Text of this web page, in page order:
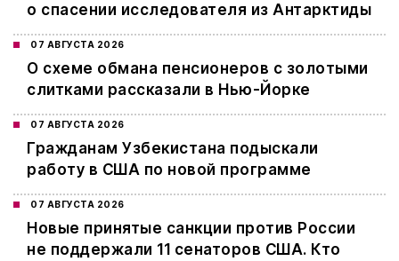
о спасении исследователя из Антарктиды
07 АВГУСТА 2026
О схеме обмана пенсионеров с золотыми
слитками рассказали в Нью-Йорке
07 АВГУСТА 2026
Гражданам Узбекистана подыскали
работу в США по новой программе
07 АВГУСТА 2026
Новые принятые санкции против России
не поддержали 11 сенаторов США. Кто